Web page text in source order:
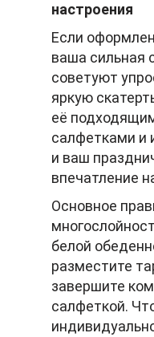
настроения
Если
ваша сильная
советуют
яркую
её
салфетками
и ваш
впечатление
Основное
белой
разместите
завершите
салфеткой.